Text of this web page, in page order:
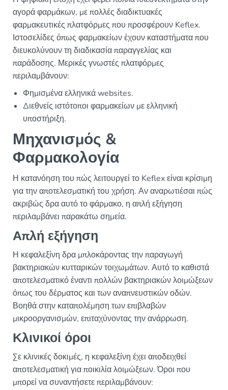
αγορά φαρμάκων, με πολλές διαδικτυακές
φαρμακευτικές πλατφόρμες που προσφέρουν Keflex.
Ιστοσελίδες όπως φαρμακείων έχουν καταστήματα που
διευκολύνουν τη διαδικασία παραγγελίας και
παράδοσης. Μερικές γνωστές πλατφόρμες
περιλαμβάνουν:
Φημισμένα ελληνικά websites.
Διεθνείς ιστότοποι φαρμακείων με ελληνική
υποστήριξη.
Μηχανισμός &
Φαρμακολογία
Η κατανόηση του πώς λειτουργεί το Keflex είναι κρίσιμη
για την αποτελεσματική του χρήση. Αν αναρωτιέσαι πώς
ακριβώς δρα αυτό το φάρμακο, η απλή εξήγηση
περιλαμβάνει παρακάτω σημεία.
Απλή εξήγηση
Η κεφαλεξίνη δρα μπλοκάροντας την παραγωγή
βακτηριακών κυτταρικών τοιχωμάτων. Αυτό το καθιστά
αποτελεσματικό έναντι πολλών βακτηριακών λοιμώξεων
όπως του δέρματος και των αναπνευστικών οδών.
Βοηθά στην καταπολέμηση των επιβλαβών
μικροοργανισμών, επιταχύνοντας την ανάρρωση.
Κλινικοί όροι
Σε κλινικές δοκιμές, η κεφαλεξίνη έχει αποδειχθεί
αποτελεσματική για ποικιλία λοιμώξεων. Όροι που
μπορεί να συναντήσετε περιλαμβάνουν: